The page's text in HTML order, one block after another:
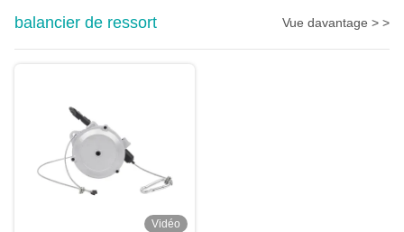
balancier de ressort
Vue davantage > >
Vidéo